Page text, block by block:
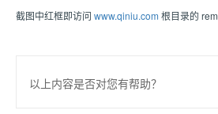
截图中红框即访问 www.qiniu.com 根目录的
以上内容是否对您有帮助？